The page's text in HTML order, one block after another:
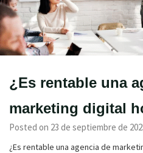
¿Es rentable una
marketing digital
Posted on 23 de septiembre de
¿Es rentable una agencia de